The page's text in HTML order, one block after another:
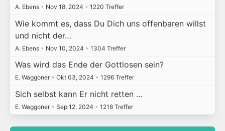
A. Ebens • Nov 18, 2024 • 1220 Treffer
Wie kommt es, dass Du Dich uns offenbaren willst
und nicht der…
A. Ebens • Nov 10, 2024 • 1304 Treffer
Was wird das Ende der Gottlosen sein?
E. Waggoner • Okt 03, 2024 • 1296 Treffer
Sich selbst kann Er nicht retten ...
E. Waggoner • Sep 12, 2024 • 1218 Treffer